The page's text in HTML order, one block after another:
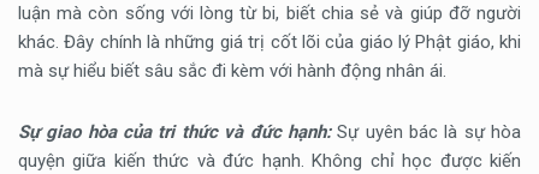
luận mà còn sống với lòng từ bi, biết chia sẻ và giúp đỡ người
khác. Đây chính là những giá trị cốt lõi của giáo lý Phật giáo, khi
mà sự hiểu biết sâu sắc đi kèm với hành động nhân ái.
Sự giao hòa của tri thức và đức hạnh: Sự uyên bác là sự hòa
quyện giữa kiến thức và đức hạnh. Không chỉ học được kiến